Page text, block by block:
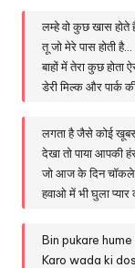
लम्हे वो कुछ खास होते
तू जो मेरे पास होती है…
बाहों में तेरा कुछ होता
डेरी मिल्क और पार्क
लगता है जैसे कोई
देखा तो पाया आपकी
जो आज के दिन
हवाओ में भी घुला प्यार
Bin pukare
Karo wada ki